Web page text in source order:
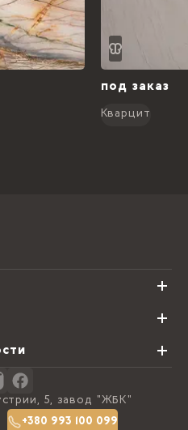
под заказ
Кварцит
5, завод "ЖБК"
+380 993 100 099